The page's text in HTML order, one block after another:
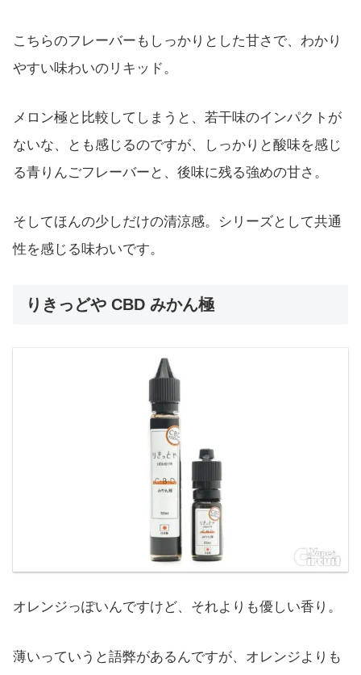
こちらのフレーバーもしっかりとした甘さで、わかり
やすい味わいのリキッド。
メロン極と比較してしまうと、若干味のインパクトが
ないな、とも感じるのですが、しっかりと酸味を感じ
る青りんごフレーバーと、後味に残る強めの甘さ。
そしてほんの少しだけの清涼感。シリーズとして共通
性を感じる味わいです。
りきっどや CBD みかん極
オレンジっぽいんですけど、それよりも優しい香り。
薄いっていうと語弊があるんですが、オレンジよりも